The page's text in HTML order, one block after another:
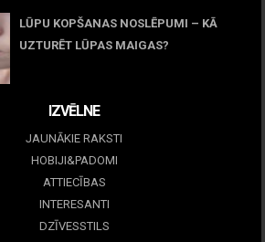
LŪPU KOPŠANAS NOSLĒPUMI – KĀ
UZTURĒT LŪPAS MAIGAS?
IZVĒLNE
JAUNĀKIE RAKSTI
HOBIJI&PADOMI
ATTIECĪBAS
INTERESANTI
DZĪVESSTILS